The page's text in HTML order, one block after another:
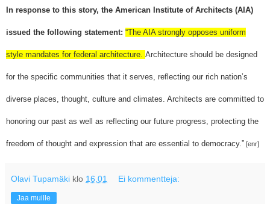
In response to this story, the American Institute of Architects (AIA)
issued the following statement: “The AIA strongly opposes uniform
style mandates for federal architecture. Architecture should be designed
for the specific communities that it serves, reflecting our rich nation’s
diverse places, thought, culture and climates. Architects are committed to
honoring our past as well as reflecting our future progress, protecting the
freedom of thought and expression that are essential to democracy.” [enr]
Olavi Tupamäki klo 16.01 Ei kommentteja:
Jaa muille